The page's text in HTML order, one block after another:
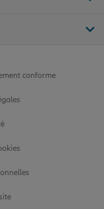
conforme